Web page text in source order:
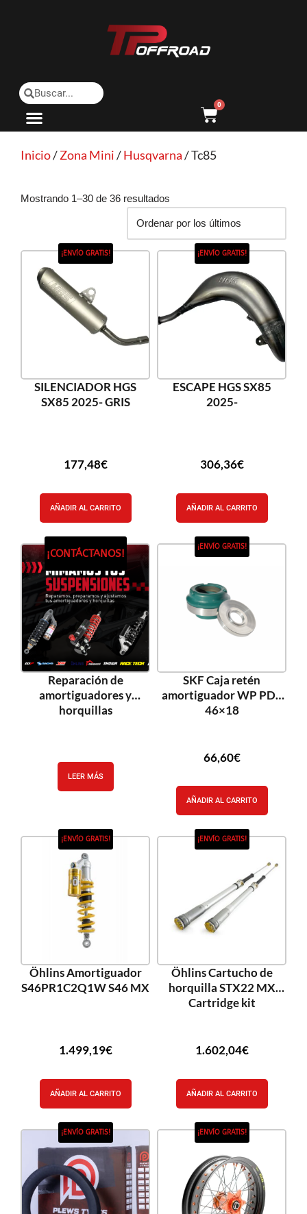
0
Inicio/Zona Mini/Husqvarna/ Tc85
Mostrando 1–30 de 36 resultados
¡ENVÍO GRATIS!
SILENCIADOR HGS
SX85 2025- GRIS
177,48€
AÑADIR AL CARRITO
¡ENVÍO GRATIS!
ESCAPE HGS SX85
2025-
306,36€
AÑADIR AL CARRITO
¡CONTÁCTANOS!
Reparación de
amortiguadores y
horquillas
LEER MÁS
¡ENVÍO GRATIS!
SKF Caja retén
amortiguador WP PDS
46×18
66,60€
AÑADIR AL CARRITO
¡ENVÍO GRATIS!
Öhlins Amortiguador
S46PR1C2Q1W S46 MX
1.499,19€
AÑADIR AL CARRITO
¡ENVÍO GRATIS!
Öhlins Cartucho de
horquilla STX22 MX
Cartridge kit
1.602,04€
AÑADIR AL CARRITO
¡ENVÍO GRATIS! ¡ENVÍO GRATIS!